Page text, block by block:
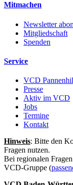
Mitmachen
Newsletter
Mitgliedschaft
Spenden
Service
VCD
Presse
Aktiv im VCD
Jobs
Termine
Kontakt
Hinweis: Bitte den
Fragen nutzen.
Bei regionalen
VCD-Gruppe (